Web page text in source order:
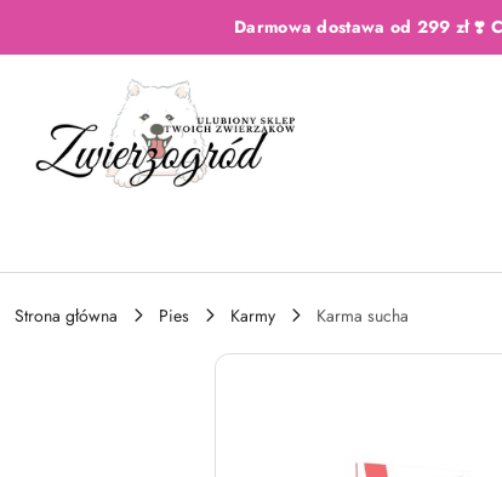
Przejdź do treści głównej
Przejdź do wyszukiwarki
Przejdź do moje konto
Przejdź do menu głównego
Przejdź do opisu produktuDarmowa dostawa od 299 zł
Strona główna Pies Karmy
Karma sucha